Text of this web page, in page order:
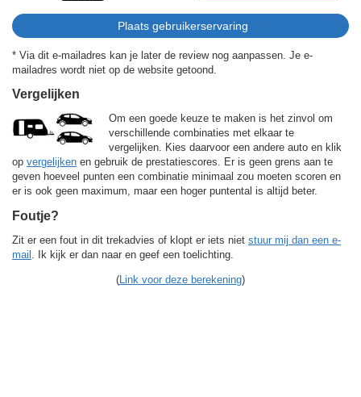
* Via dit e-mailadres kan je later de review nog aanpassen. Je e-
mailadres wordt niet op de website getoond.
Vergelijken
Om een goede keuze te maken is het zinvol om
verschillende combinaties met elkaar te
vergelijken. Kies daarvoor een andere auto en klik
op vergelijken en gebruik de prestatiescores. Er is geen grens aan te
geven hoeveel punten een combinatie minimaal zou moeten scoren en
er is ook geen maximum, maar een hoger puntental is altijd beter.
Foutje?
Zit er een fout in dit trekadvies of klopt er iets niet stuur mij dan een e-
mail
. Ik kijk er dan naar en geef een toelichting.
( Link voor deze berekening)